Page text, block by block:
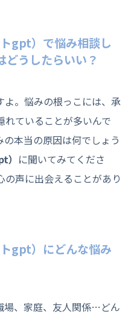
gpt） で悩み相談し
どうしたらいい？
よ。悩みの根っこには、承
ていることが多いんで
本当の原因は何でしょう
） に聞いてみてくださ
声に出会えることがあり
gpt） にどんな悩み
場、家庭、友人関係…どん